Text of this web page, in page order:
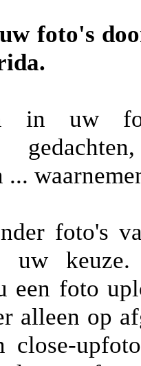
foto's
in uw
...
foto's
uw
een foto
alleen op
close-